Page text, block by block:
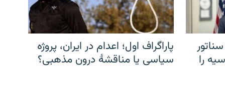
را
پاراگراف اول؛ اعدام در ایران، پروژه
سیاسی یا مناقشهٔ درون مذهبی؟